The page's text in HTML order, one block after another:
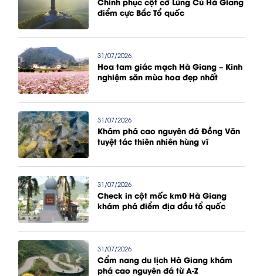
điểm cực Bắc Tổ quốc
31/07/2026
Hoa tam giác mạch Hà Giang – Kinh
nghiệm săn mùa hoa đẹp nhất
31/07/2026
Khám phá cao nguyên đá Đồng Văn
tuyệt tác thiên nhiên hùng vĩ
31/07/2026
Check in cột mốc km0 Hà Giang
khám phá điểm địa đầu tổ quốc
31/07/2026
Cẩm nang du lịch Hà Giang khám
phá cao nguyên đá từ A-Z